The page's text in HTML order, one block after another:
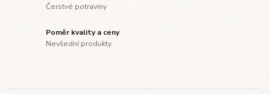
Čerstvé potraviny
Poměr kvality a ceny
Nevšední produkty